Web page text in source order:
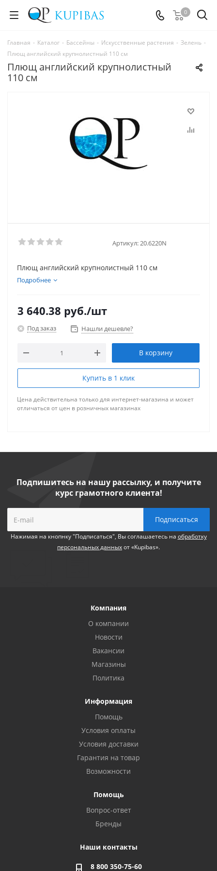
0
Главная - Каталог - Бассейны - Искусственные растения - Зелень -
Плющ английский крупнолистный 110 см
Плющ английский крупнолистный
110 см
Артикул: 20.6220N
Плющ английский крупнолистный 110 см
Подробнее
3 640.38 руб./шт
Под заказ Нашли дешевле?
В корзину
Купить в 1 клик
Цена действительна только для интернет-магазина и может
отличаться от цен в розничных магазинах
Подпишитесь на нашу рассылку, и получите
курс грамотного клиента!
Нажимая на кнопнку "Подписаться", Вы соглашаетесь на обработку
персональных данныхот «Kupibas».
Компания
О компании
Новости
Вакансии
Магазины
Политика
Информация
Помощь
Условия оплаты
Условия доставки
Гарантия на товар
Возможности
Помощь
Вопрос-ответ
Бренды
Наши контакты
8 800 350-75-60